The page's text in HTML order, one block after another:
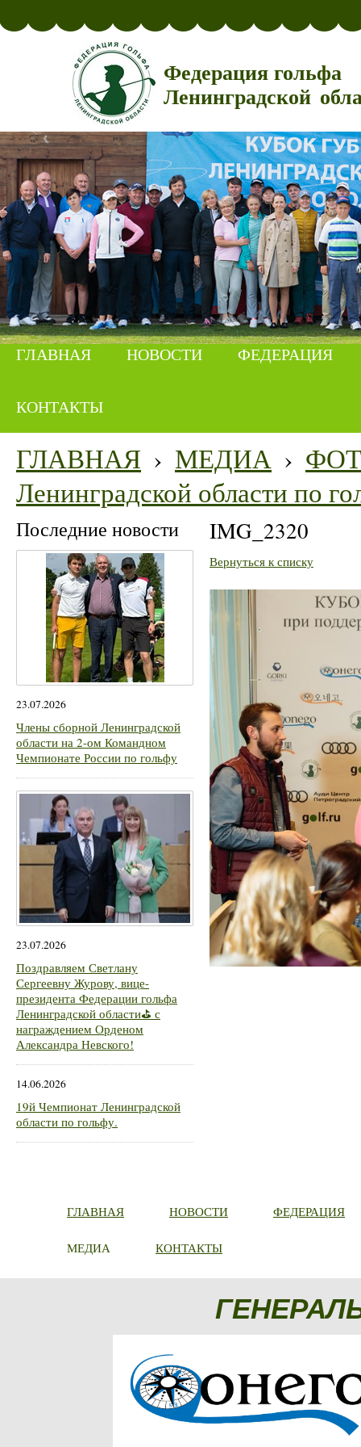
Федерация гольфа
Ленинградской
ГЛАВНАЯ НОВОСТИ ФЕДЕРАЦИЯ
КОНТАКТЫ
ГЛАВНАЯ › МЕДИА ›
Ленинградской области по
Последние новости
23.07.2026
Члены сборной Ленинградской
области на 2-ом Командном
Чемпионате России по гольфу
23.07.2026
Поздравляем Светлану
Сергеевну Журову, вице-
президента Федерации гольфа
Ленинградской области⛳ с
награждением Орденом
Александра Невского!
14.06.2026
19й Чемпионат Ленинградской
области по гольфу.
IMG_2320
Вернуться к списку
ГЛАВНАЯ НОВОСТИ ФЕДЕРАЦИЯ
МЕДИА КОНТАКТЫ